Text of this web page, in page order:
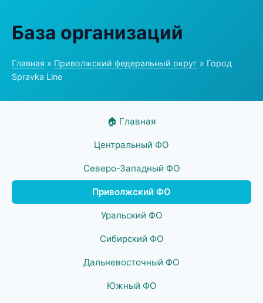
База организаций
Главная » Приволжский федеральный округ » Город
Spravka Line
🏠 Главная
Центральный ФО
Северо-Западный ФО
Приволжский ФО
Уральский ФО
Сибирский ФО
Дальневосточный ФО
Южный ФО